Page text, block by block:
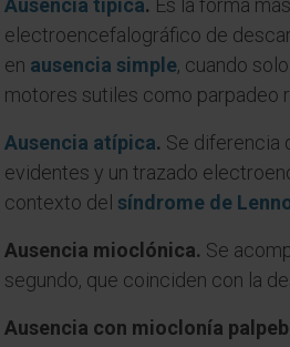
Ausencia típica. Es la forma
electroencefalográfico de
en ausencia simple, cuando
motores sutiles como parpadeo
Ausencia atípica. Se diferencia
evidentes y un trazado
contexto del síndrome de
Ausencia mioclónica. Se
segundo, que coinciden con la
Ausencia con mioclonía